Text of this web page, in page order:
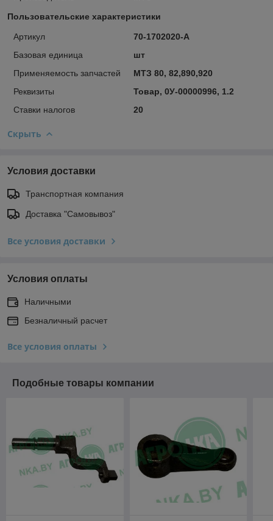
Пользовательские характеристики
Артикул
70-1702020-А
Базовая единица
шт
Применяемость запчастей
МТЗ 80, 82,890,920
Реквизиты
Товар, 0У-00000996, 1.2
Ставки налогов
20
Скрыть
Условия доставки
Транспортная компания
Доставка "Самовывоз"
Все условия доставки
Условия оплаты
Наличными
Безналичный расчет
Все условия оплаты
Подобные товары компании